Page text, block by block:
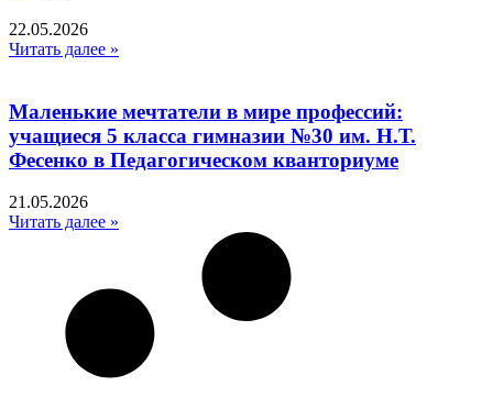
22.05.2026
Читать далее »
Маленькие мечтатели в мире профессий:
учащиеся 5 класса гимназии №30 им. Н.Т.
Фесенко в Педагогическом кванториуме
21.05.2026
Читать далее »